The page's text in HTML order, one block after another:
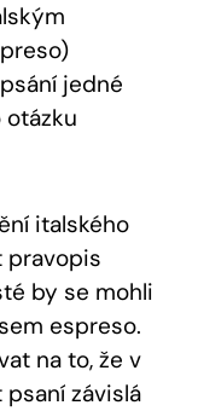
jedné
italského
pravopis
by se mohli
espreso.
na to, že v
závislá